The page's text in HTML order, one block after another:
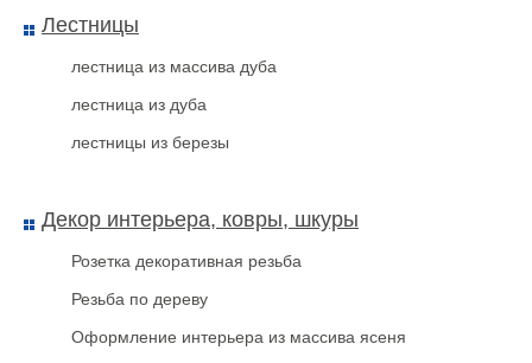
Лестницы
лестница из массива дуба
лестница из дуба
лестницы из березы
Декор интерьера, ковры, шкуры
Розетка декоративная резьба
Резьба по дереву
Оформление интерьера из массива ясеня